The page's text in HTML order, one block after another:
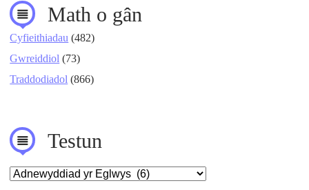
Math o gân
Cyfieithiadau (482)
Gwreiddiol (73)
Traddodiadol (866)
Testun